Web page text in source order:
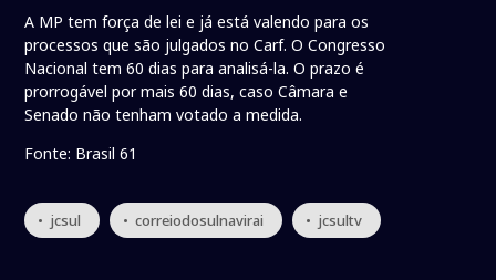
A MP tem força de lei e já está valendo para os
processos que são julgados no Carf. O Congresso
Nacional tem 60 dias para analisá-la. O prazo é
prorrogável por mais 60 dias, caso Câmara e
Senado não tenham votado a medida.
Fonte: Brasil 61
• jcsul • correiodosulnavirai • jcsultv